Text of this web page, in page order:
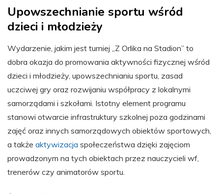
Upowszechnianie sportu wśród
dzieci i młodzieży
Wydarzenie, jakim jest turniej „Z Orlika na Stadion” to
dobra okazja do promowania aktywności fizycznej wśród
dzieci i młodzieży, upowszechnianiu sportu, zasad
uczciwej gry oraz rozwijaniu współpracy z lokalnymi
samorządami i szkołami. Istotny element programu
stanowi otwarcie infrastruktury szkolnej poza godzinami
zajęć oraz innych samorządowych obiektów sportowych,
a także aktywizacja społeczeństwa dzięki zajęciom
prowadzonym na tych obiektach przez nauczycieli wf,
trenerów czy animatorów sportu.